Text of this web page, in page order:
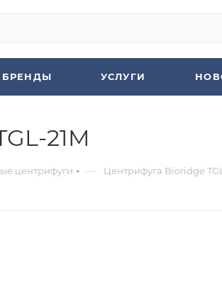
БРЕНДЫ УСЛУГИ
21M
центрифуги — Центрифуга Bioridge